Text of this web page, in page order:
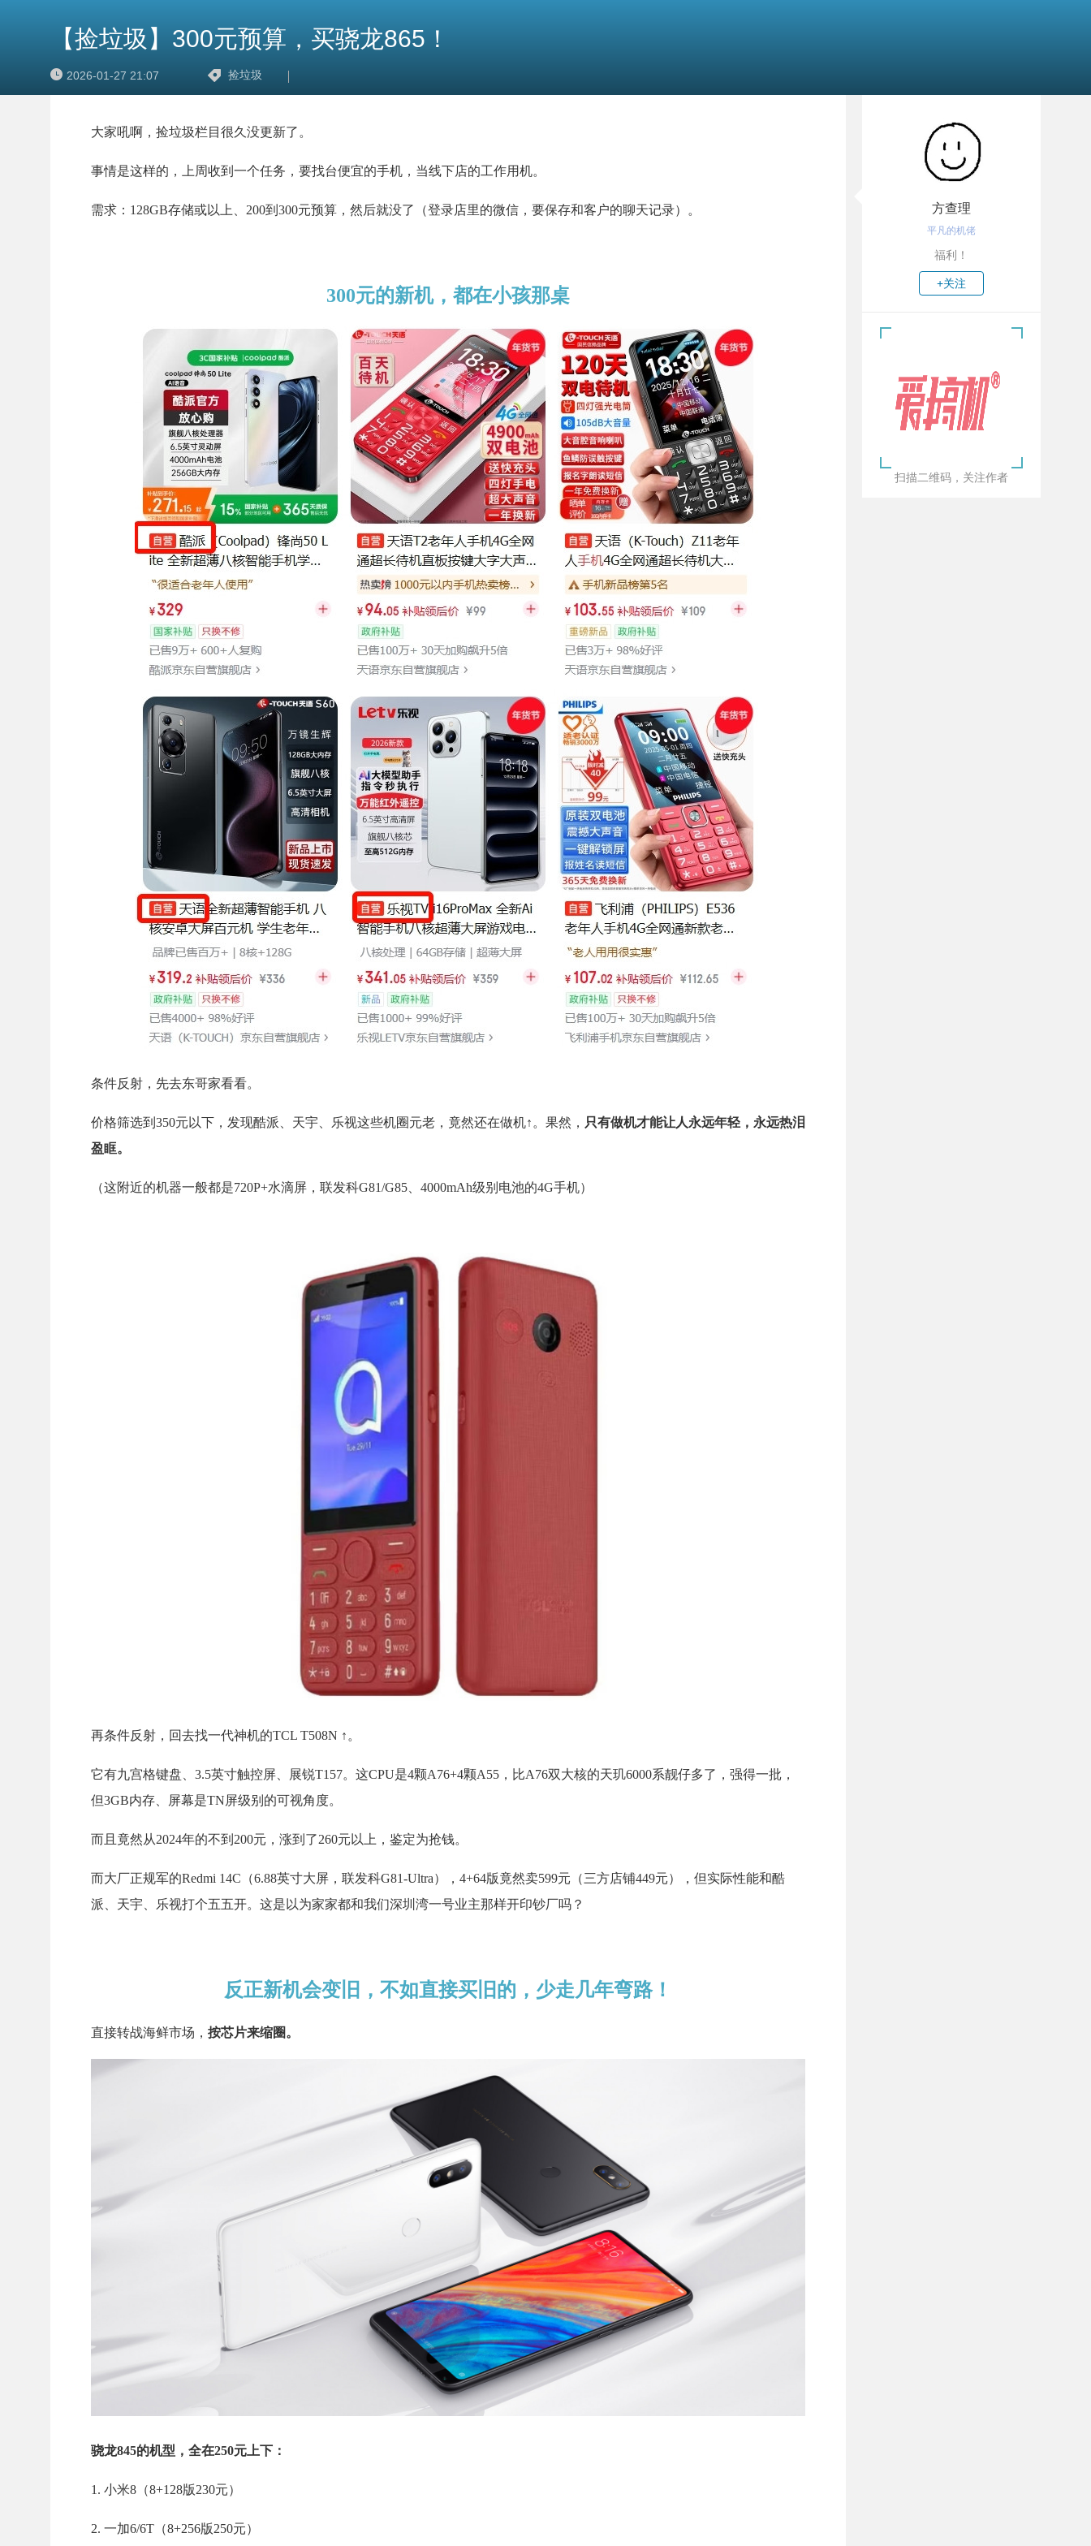
【捡垃圾】300元预算，买骁龙865！
2026-01-27 21:07 捡垃圾
大家吼啊，捡垃圾栏目很久没更新了。
事情是这样的，上周收到一个任务，要找台便宜的手机，当线下店的工作用机。
需求：128GB存储或以上、200到300元预算，然后就没了（登录店里的微信，要保存和客户的聊天记录）。
300元的新机，都在小孩那桌
条件反射，先去东哥家看看。
价格筛选到350元以下，发现酷派、天宇、乐视这些机圈元老，竟然还在做机↑。果然， 只有做机才能让人永远年轻，永远热泪
盈眶。
（这附近的机器一般都是720P+水滴屏，联发科G81/G85、4000mAh级别电池的4G手机）
再条件反射，回去找一代神机的TCL T508N ↑。
它有九宫格键盘、3.5英寸触控屏、展锐T157。这CPU是4颗A76+4颗A55，比A76双大核的天玑6000系靓仔多了，强得一批，
但3GB内存、屏幕是TN屏级别的可视角度。
而且竟然从2024年的不到200元，涨到了260元以上，鉴定为抢钱。
而大厂正规军的Redmi 14C（6.88英寸大屏，联发科G81-Ultra），4+64版竟然卖599元（三方店铺449元），但实际性能和酷
派、天宇、乐视打个五五开。这是以为家家都和我们深圳湾一号业主那样开印钞厂吗？
反正新机会变旧，不如直接买旧的，少走几年弯路！
直接转战海鲜市场， 按芯片来缩圈。
骁龙845的机型，全在250元上下：
1. 小米8（8+128版230元）
2. 一加6/6T（8+256版250元）
方查理
平凡的机佬
福利！
+关注
扫描二维码，关注作者